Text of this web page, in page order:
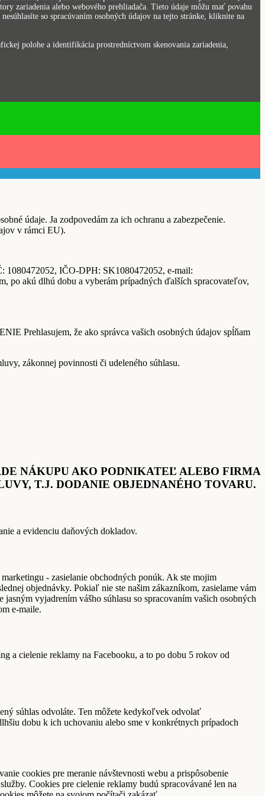
zariadenia alebo webového prehliadača. Tieto údaje môžu mať povahu
so spracúvaním osobných údajov na tejto stránke, kliknite na
polohe a identifikácia prostredníctvom skenovania zariadenia,
údaje. Ja zodpovedám za ich ochranu a zabezpečenie.
v rámci EU).
1080472052, IČO-DPH: SK1080472052, e-mail:
po akú dlhú dobu a vyberám prípadných ďalších spracovateľov,
Prehlasujem, že ako správca vašich osobných údajov spĺňam
zákonnej povinnosti či udeleného súhlasu.
NÁKUPU AKO PODNIKATEĽ ALEBO FIRMA
T.J. DODANIE OBJEDNANÉHO TOVARU.
a evidenciu daňových dokladov.
- zasielanie obchodných ponúk. Ak ste mojim
objednávky. Pokiaľ nie ste našim zákazníkom, zasielame vám
vyjadrením vášho súhlasu so spracovaním vašich osobných
e-maile.
a cielenie reklamy na Facebooku, a to po dobu 5 rokov od
súhlas odvoláte. Ten môžete kedykoľvek odvolať
dobu k ich uchovaniu alebo sme v konkrétnych prípadoch
cookies pre meranie návštevnosti webu a prispôsobenie
Cookies pre cielenie reklamy budú spracovávané len na